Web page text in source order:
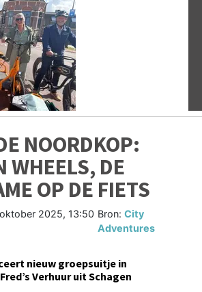
NOORDKOP:
WHEELS, DE
OP DE FIETS
2025, 13:50 Bron:City
Adventures
nieuw groepsuitje in
Verhuur uit Schagen